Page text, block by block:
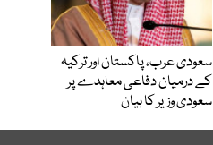
سعودی عرب، پاکستان اور ترکیہ
کے درمیان دفاعی معاہدے پر
سعودی وزیر کا بیان